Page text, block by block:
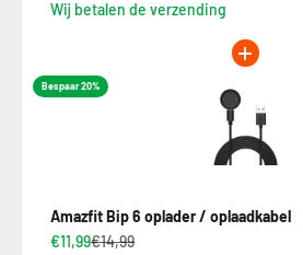
Wij betalen de verzending
Bespaar 20%
Amazfit Bip 6 oplader / oplaadkabel
€11,99€14,99